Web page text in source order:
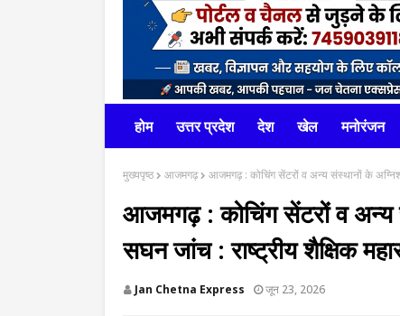
होम उत्तर प्रदेश देश खेल मनोरंजन
मुख्यपृष्ठ आजमगढ़ आजमगढ़ : कोचिंग सेंटरों व अन्य संस्थानों के
आजमगढ़ : कोचिंग सेंटरों व अन्य
सघन जांच : राष्ट्रीय शैक्षिक
Jan Chetna Express जून 23, 2026